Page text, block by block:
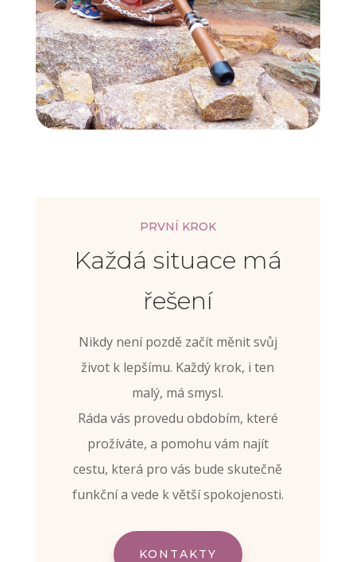
PRVNÍ KROK
Každá situace má
řešení
Nikdy není pozdě začít měnit svůj
život k lepšímu. Každý krok, i ten
malý, má smysl.
Ráda vás provedu obdobím, které
prožíváte, a pomohu vám najít
cestu, která pro vás bude skutečně
funkční a vede k větší spokojenosti.
KONTAKTY